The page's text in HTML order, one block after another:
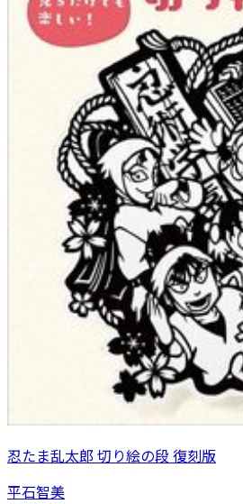
忍たま乱太郎 切り絵の段 復刻版
平石智美